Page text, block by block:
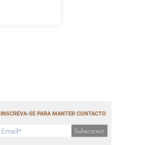
INSCREVA-SE PARA MANTER CONTACTO
Subscrever